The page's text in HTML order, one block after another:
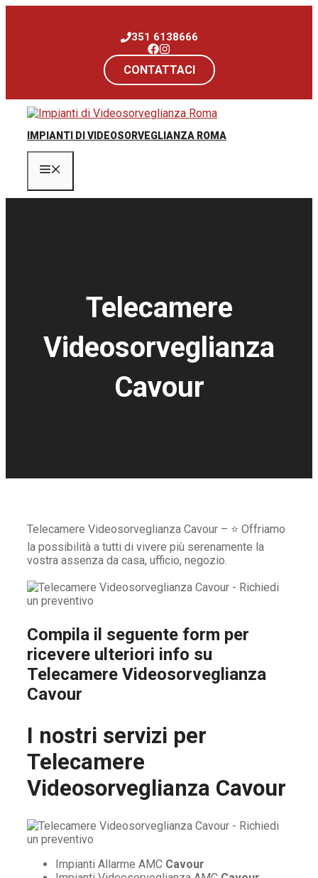
351 6138666
CONTATTACI
IMPIANTI DI VIDEOSORVEGLIANZA ROMA
Telecamere
Videosorveglianza
Cavour
Telecamere Videosorveglianza Cavour – ⭐ Offriamo
la possibilità a tutti di vivere più serenamente la
vostra assenza da casa, ufficio, negozio.
Compila il seguente form per
ricevere ulteriori info su
Telecamere Videosorveglianza
Cavour
I nostri servizi per
Telecamere
Videosorveglianza Cavour
Impianti Allarme AMC Cavour